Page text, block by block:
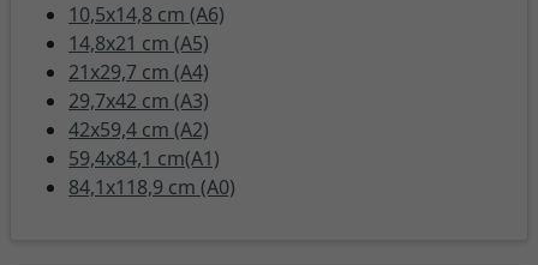
10,5x14,8 cm (A6)
14,8x21 cm (A5)
21x29,7 cm (A4)
29,7x42 cm (A3)
42x59,4 cm (A2)
59,4x84,1 cm(A1)
84,1x118,9 cm (A0)